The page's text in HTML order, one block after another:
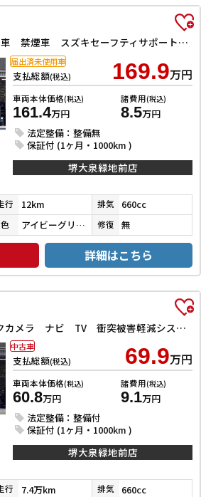
ジョイン 届出済未使用車 禁煙車 スズキセーフティサポート LEDヘッドライト 両側スライドドア スマートキー プッシュスタート 障害物センサー 運転席シートヒーター 電動格納ミラー
支払総額(税込) 169.9万円
車両本体価格(税込)
161.4万円
諸費用(税込)
8.5万円
法定整備：整備無
保証付 (1ヶ月・1000km )
届出済未使用車
堺大泉緑地前店
行 12km 排気 660cc
色 アイビーグリーンメタリック 修復 無
詳細はこちら
Jスタイル ETC バックカメラ ナビ TV 衝突被害軽減システム オートライト スマートキー アイドリングストップ 電動格納ミラー シートヒーター ベンチシート CVT ESC CD DVD再生
支払総額(税込) 69.9万円
車両本体価格(税込)
60.8万円
諸費用(税込)
9.1万円
法定整備：整備付
保証付 (1ヶ月・1000km )
中古車
堺大泉緑地前店
行 7.4万km 排気 660cc